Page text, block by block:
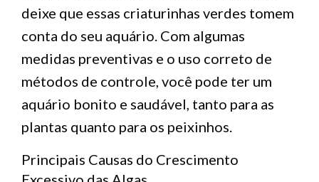
deixe que essas criaturinhas verdes tomem
conta do seu aquário. Com algumas
medidas preventivas e o uso correto de
métodos de controle, você pode ter um
aquário bonito e saudável, tanto para as
plantas quanto para os peixinhos.
Principais Causas do Crescimento